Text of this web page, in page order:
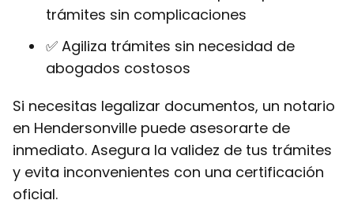
trámites sin complicaciones
✅ Agiliza trámites sin necesidad de
abogados costosos
Si necesitas legalizar documentos, un notario
en Hendersonville puede asesorarte de
inmediato. Asegura la validez de tus trámites
y evita inconvenientes con una certificación
oficial.